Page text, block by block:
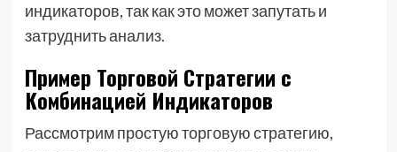
индикаторов, так как это может запутать и
затруднить анализ.
Пример Торговой Стратегии с
Комбинацией Индикаторов
Рассмотрим простую торговую стратегию,